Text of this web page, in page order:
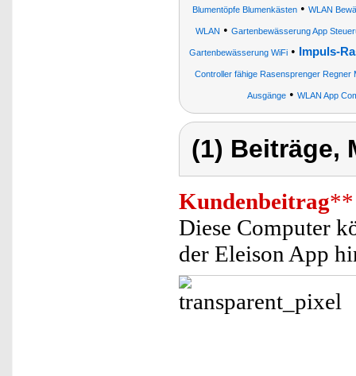
Blumentöpfe Blumenkästen• WLAN
WLAN • Gartenbewässerung App
Gartenbewässerung WiFi • Impuls-
Controller fähige Rasensprenger
Ausgänge • WLAN App
(1) Beiträge,
Kundenbeitrag**
Diese Computer
der Eleison App